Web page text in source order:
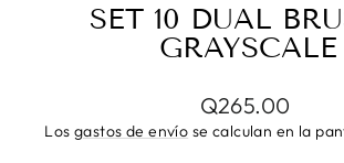
SET 10 DUAL
GRAYSCALE
Precio
habitual
Q265.00
Losgastos de envío se calculan en la